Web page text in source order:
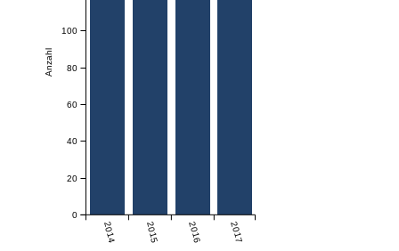
2014 2015 2016 2017
Anzahl
0
20
40
60
80
100